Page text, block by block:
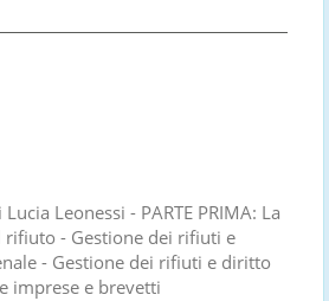
Leonessi - PARTE PRIMA: La
- Gestione dei rifiuti e
- Gestione dei rifiuti e diritto
imprese e brevetti